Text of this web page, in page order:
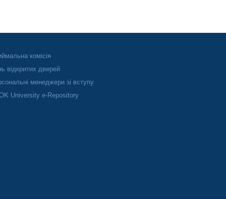
комісія
відкритих дверей
менеджери зі вступу
University e-Repository